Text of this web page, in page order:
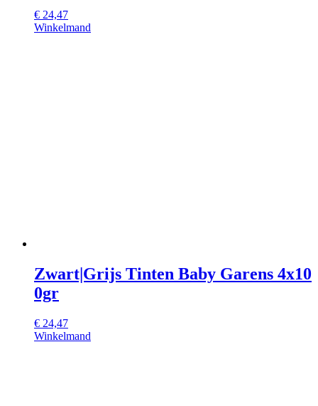
€ 24,47
Winkelmand
Zwart|Grijs Tinten Baby Garens 4x10
0gr
€ 24,47
Winkelmand